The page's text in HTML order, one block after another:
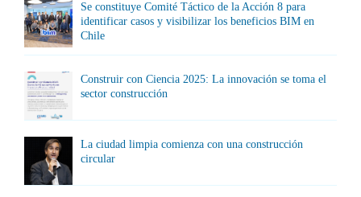
Se constituye Comité Táctico de la Acción 8 para
identificar casos y visibilizar los beneficios BIM en
Chile
Construir con Ciencia 2025: La innovación se toma el
sector construcción
La ciudad limpia comienza con una construcción
circular